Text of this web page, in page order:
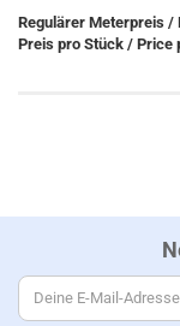
Regulärer Meterpreis /
Preis pro Stück / Price